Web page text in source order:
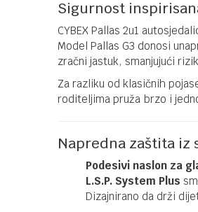
Sigurnost
CYBEX Pallas 2u1
Model Pallas G3 donosi
zračni jastuk, smanjujući
Za razliku od klasičnih
roditeljima pruža brzo i
Napredna zaštita iz
Podesivi naslon za
L.S.P. System Plus
Dizajnirano da drži